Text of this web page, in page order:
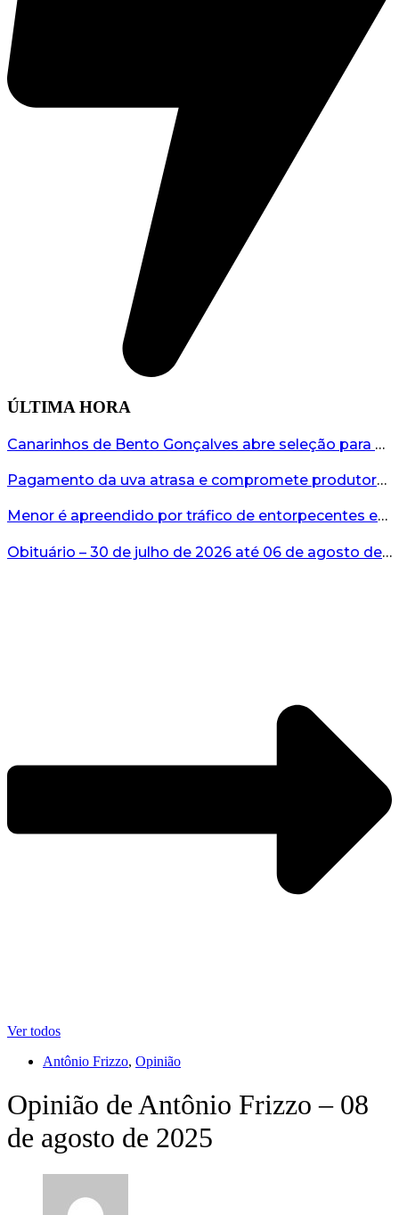
ÚLTIMA HORA
Canarinhos de Bento Gonçalves abre seleção para novos integrantes...
Pagamento da uva atrasa e compromete produtores...
Menor é apreendido por tráfico de entorpecentes em Veranópolis...
Obituário – 30 de julho de 2026 até 06 de agosto de 2026...
Ver todos
Antônio Frizzo, Opinião
Opinião de Antônio Frizzo – 08
de agosto de 2025